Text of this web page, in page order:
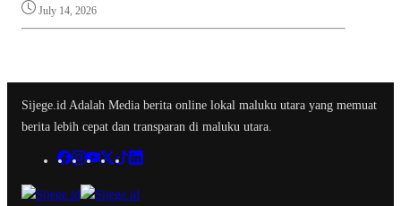
July 14, 2026
Sijege.id Adalah Media berita online lokal maluku utara yang memuat
berita lebih cepat dan transparan di maluku utara.